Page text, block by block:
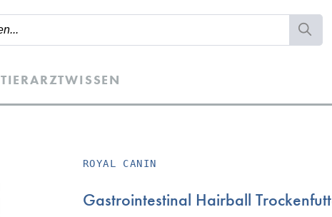
TIERARZTWISSEN
ROYAL CANIN
Gastrointestinal Hairball